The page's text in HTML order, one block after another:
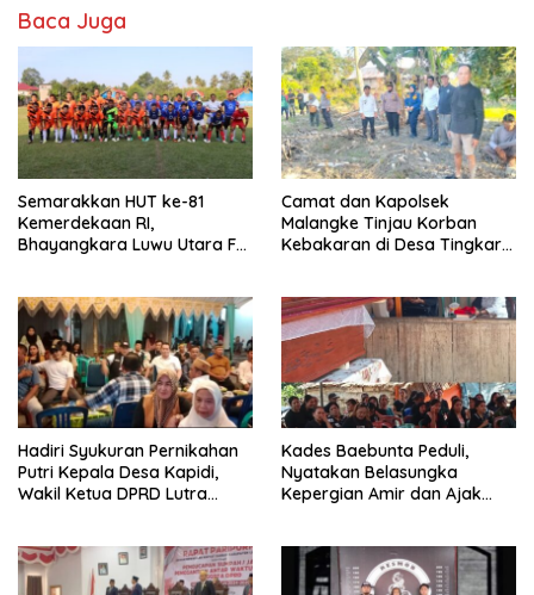
Baca Juga
Semarakkan HUT ke-81
Kemerdekaan RI,
Bhayangkara Luwu Utara FC
Camat dan Kapolsek
Malangke Tinjau Korban
Kebakaran di Desa Tingkara,
Hadiri Syukuran Pernikahan
Putri Kepala Desa Kapidi,
Wakil Ketua DPRD Lutra
Kades Baebunta Peduli,
Nyatakan Belasungka
Kepergian Amir dan Ajak